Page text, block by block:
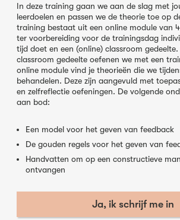
In deze training gaan we aan de slag met
leerdoelen en passen we de theorie toe op
training bestaat uit een online module van
ter voorbereiding voor de trainingsdag
tijd doet en een (online) classroom
classroom gedeelte oefenen we met een
online module vind je theorieën die we
behandelen. Deze zijn aangevuld met
en zelfreflectie oefeningen. De volgende
aan bod:
Een model voor het geven van feedback
De gouden regels voor het geven van
Handvatten om op een constructieve
ontvangen
Ja, ik schrijf me in